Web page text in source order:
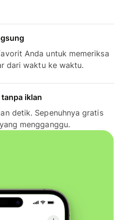
Anda untuk memeriksa
dari waktu ke waktu.
iklan
detik. Sepenuhnya gratis
mengganggu.